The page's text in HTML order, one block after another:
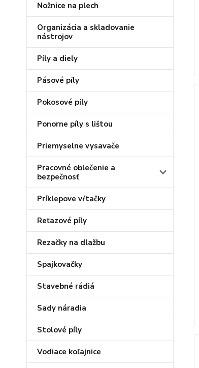
Nožnice na plech
Organizácia a skladovanie
nástrojov
Píly a diely
Pásové píly
Pokosové píly
Ponorne píly s lištou
Priemyselne vysavače
Pracovné oblečenie a
bezpečnosť
Príklepove vŕtačky
Reťazové píly
Rezačky na dlažbu
Spajkovačky
Stavebné rádiá
Sady náradia
Stolové píly
Vodiace koľajnice